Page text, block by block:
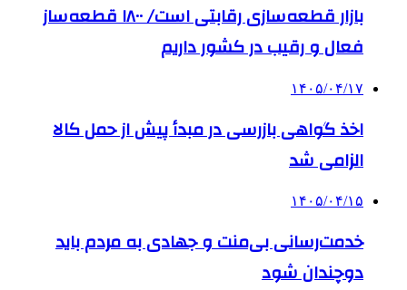
بازار قطعه‌سازی رقابتی است/ ۱۸۰۰ قطعه‌ساز
فعال و رقیب در کشور داریم
۱۴۰۵/۰۴/۱۷
اخذ گواهی بازرسی در مبدأ پیش از حمل کالا
الزامی شد
۱۴۰۵/۰۴/۱۵
خدمت‌رسانی بی‌منت و جهادی به مردم باید
دوچندان شود